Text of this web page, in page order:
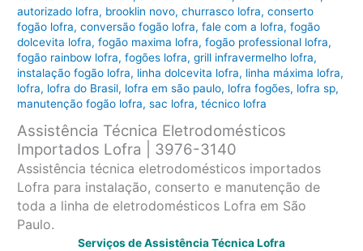
autorizado lofra, brooklin novo,churrasco lofra,conserto
fogão lofra,conversão fogão lofra,fale com a lofra,fogão
dolcevita lofra,fogão maxima lofra,fogão professional lofra,
fogão rainbow lofra,fogões lofra,grill infravermelho lofra,
instalação fogão lofra, linha dolcevita lofra, linha máxima lofra,
lofra, lofra do Brasil, lofra em são paulo, lofra fogões, lofra sp,
manutenção fogão lofra,sac lofra,técnico lofra
Assistência Técnica Eletrodomésticos
Importados Lofra | 3976-3140
Assistência técnica eletrodomésticos importados
Lofra para instalação, conserto e manutenção de
toda a linha de eletrodomésticos Lofra em São
Paulo.
Serviços de Assistência Técnica Lofra